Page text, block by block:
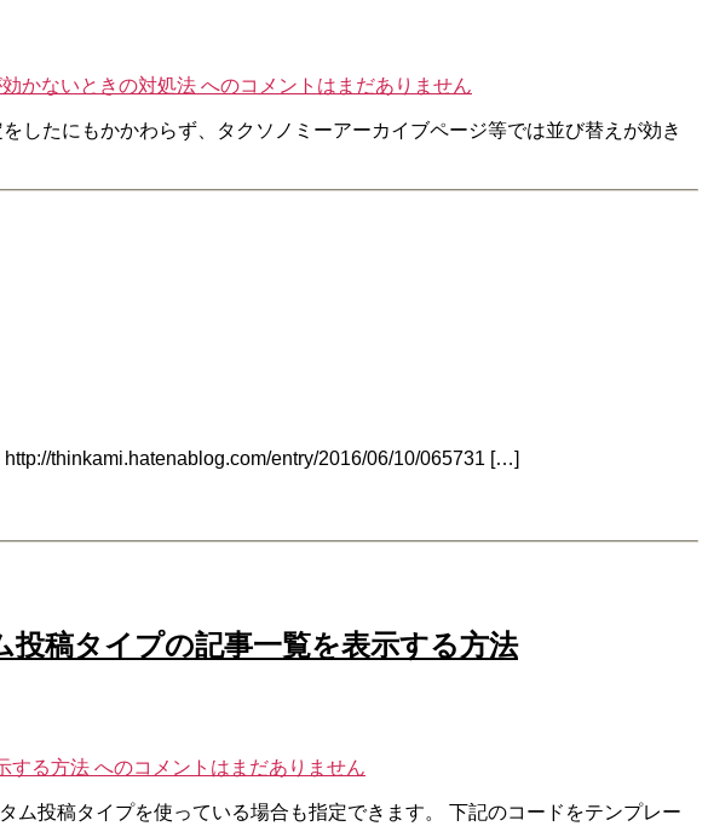
かないときの対処法 へのコメントはまだありません
したにもかかわらず、タクソノミーアーカイブページ等では並び替えが効き
thinkami.hatenablog.com/entry/2016/06/10/065731 […]
稿タイプの記事一覧を表示する方法
する方法 へのコメントはまだありません
投稿タイプを使っている場合も指定できます。 下記のコードをテンプレー